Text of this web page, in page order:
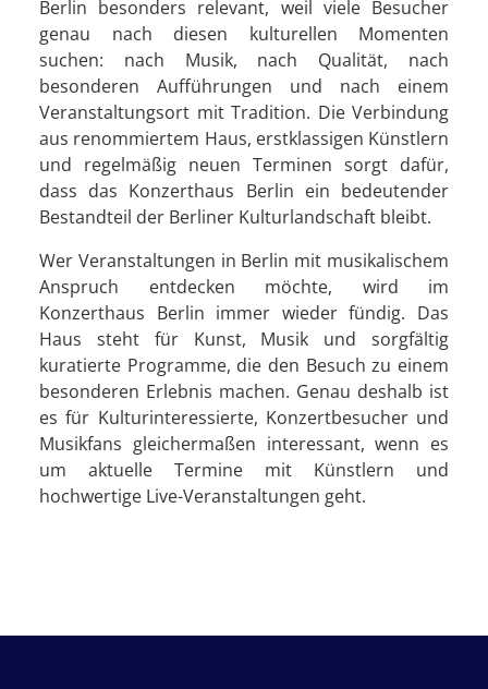
Berlin besonders relevant, weil viele Besucher
genau nach diesen kulturellen Momenten
suchen: nach Musik, nach Qualität, nach
besonderen Aufführungen und nach einem
Veranstaltungsort mit Tradition. Die Verbindung
aus renommiertem Haus, erstklassigen Künstlern
und regelmäßig neuen Terminen sorgt dafür,
dass das Konzerthaus Berlin ein bedeutender
Bestandteil der Berliner Kulturlandschaft bleibt.
Wer Veranstaltungen in Berlin mit musikalischem
Anspruch entdecken möchte, wird im
Konzerthaus Berlin immer wieder fündig. Das
Haus steht für Kunst, Musik und sorgfältig
kuratierte Programme, die den Besuch zu einem
besonderen Erlebnis machen. Genau deshalb ist
es für Kulturinteressierte, Konzertbesucher und
Musikfans gleichermaßen interessant, wenn es
um aktuelle Termine mit Künstlern und
hochwertige Live-Veranstaltungen geht.